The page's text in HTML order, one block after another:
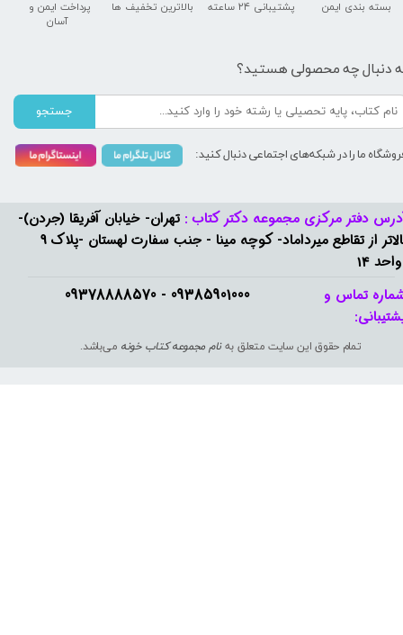
09385901000 - 09378888570​​​​​​​
دفتر مرکزی مجموعه دکتر کتاب : تهران- خیابان آفریقا (جردن)-
بالاتر از تقاطع میرداماد- کوچه مینا - جنب سفارت لهستان -پلاک 9
14
تمام حقوق این سایت متعلق بهنام مجموعه کتاب خونه می‌باشد.
تماس و
پشتیبانی ۲۴ ساعته
پرداخت ایمن و ​​​​​​​
آسان
بسته بندی ایمن بالاترین تخفیف ها
دنبال چه محصولی هستید؟
جستجو
ما را در شبکه‌های اجتماعی دنبال کنید: